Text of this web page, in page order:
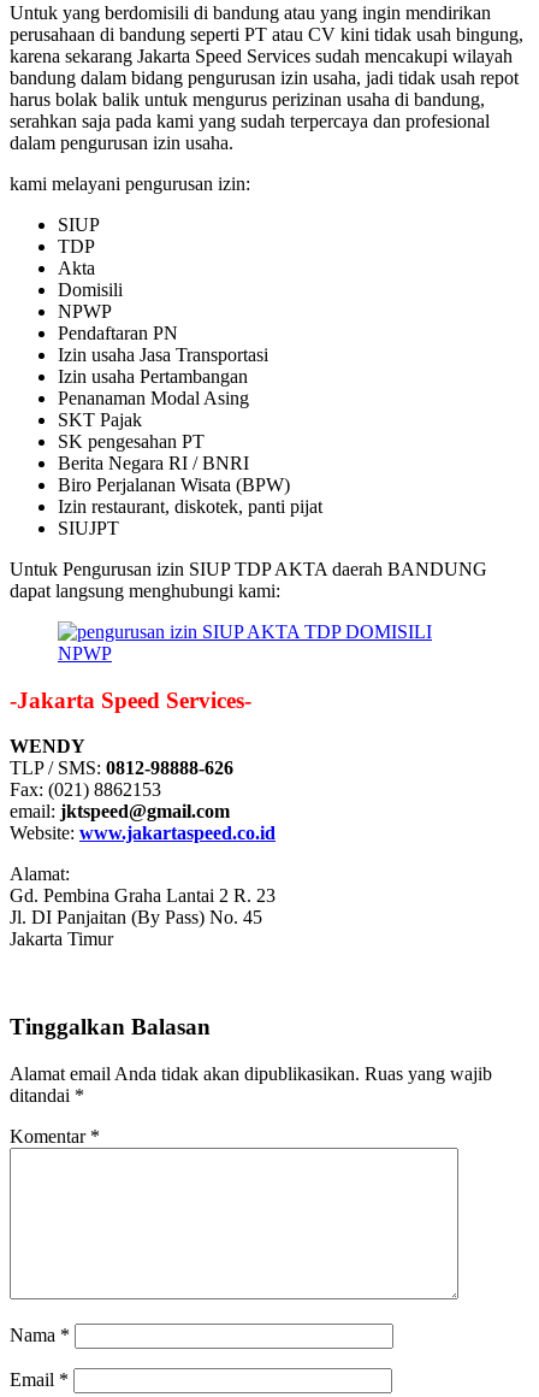
Untuk yang berdomisili di bandung atau yang ingin mendirikan
perusahaan di bandung seperti PT atau CV kini tidak usah bingung,
karena sekarang Jakarta Speed Services sudah mencakupi wilayah
bandung dalam bidang pengurusan izin usaha, jadi tidak usah repot
harus bolak balik untuk mengurus perizinan usaha di bandung,
serahkan saja pada kami yang sudah terpercaya dan profesional
dalam pengurusan izin usaha.
kami melayani pengurusan izin:
SIUP
TDP
Akta
Domisili
NPWP
Pendaftaran PN
Izin usaha Jasa Transportasi
Izin usaha Pertambangan
Penanaman Modal Asing
SKT Pajak
SK pengesahan PT
Berita Negara RI / BNRI
Biro Perjalanan Wisata (BPW)
Izin restaurant, diskotek, panti pijat
SIUJPT
Untuk Pengurusan izin SIUP TDP AKTA daerah BANDUNG
dapat langsung menghubungi kami:
-Jakarta Speed Services-
WENDY
TLP / SMS: 0812-98888-626
Fax: (021) 8862153
email: jktspeed@gmail.com
Website: www.jakartaspeed.co.id
Alamat:
Gd. Pembina Graha Lantai 2 R. 23
Jl. DI Panjaitan (By Pass) No. 45
Jakarta Timur
Tinggalkan Balasan
Alamat email Anda tidak akan dipublikasikan. Ruas yang wajib
ditandai *
Komentar *
Nama *
Email *